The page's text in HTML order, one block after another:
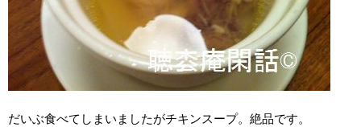
だいぶ食べてしまいましたがチキンスープ。絶品です。